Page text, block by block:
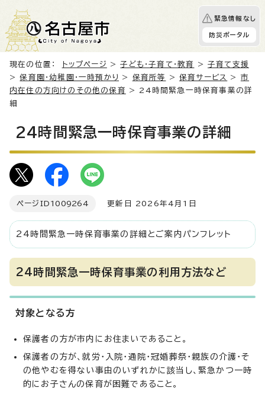
緊急情報なし
防災ポータル
現在の位置： トップページ >子ども・子育て・教育 >子育て支援
>保育園・幼稚園・一時預かり > 保育所等 >保育サービス > 市
内在住の方向けのその他の保育
> 24時間緊急一時保育事業の詳
細
24時間緊急一時保育事業の詳細
ページID 1009264 更新日 2026年4月1日
24時間緊急一時保育事業の詳細とご案内パンフレット
24時間緊急一時保育事業の利用方法など
対象となる方
保護者の方が市内にお住まいであること。
保護者の方が、就労・入院・通院・冠婚葬祭・親族の介護・そ
の他やむを得ない事由のいずれかに該当し、緊急かつ一時
的にお子さんの保育が困難であること。